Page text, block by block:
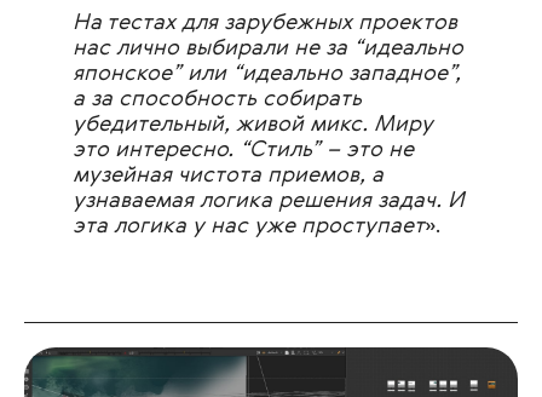
На тестах для зарубежных проектов
нас лично выбирали не за “идеально
японское” или “идеально западное”,
а за способность собирать
убедительный, живой микс. Миру
это интересно. “Стиль” – это не
музейная чистота приемов, а
узнаваемая логика решения задач. И
эта логика у нас уже проступает».